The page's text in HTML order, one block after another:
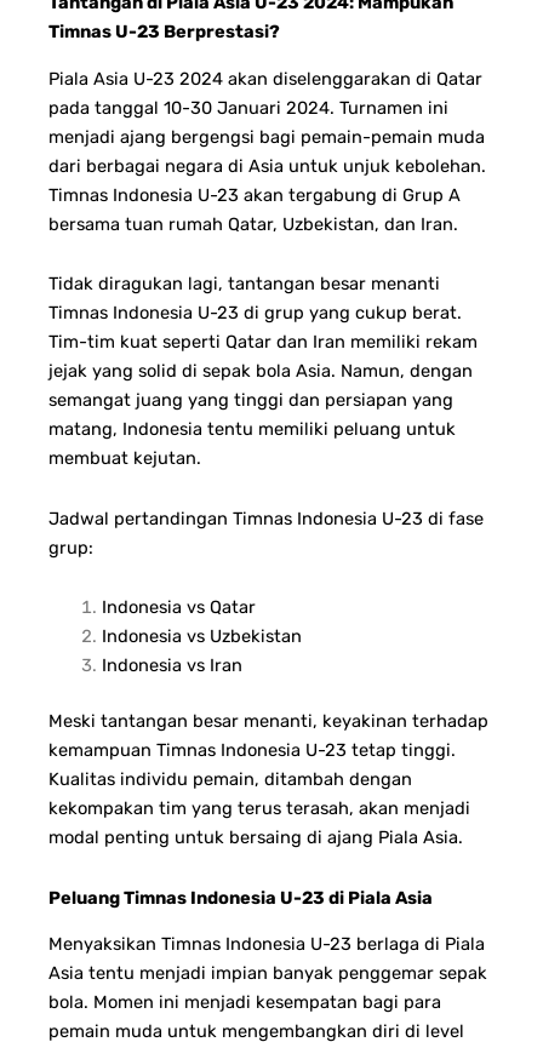
Timnas U-23 Berprestasi?
Piala Asia U-23 2024 akan diselenggarakan di Qatar
pada tanggal 10-30 Januari 2024. Turnamen ini
menjadi ajang bergengsi bagi pemain-pemain muda
dari berbagai negara di Asia untuk unjuk kebolehan.
Timnas Indonesia U-23 akan tergabung di Grup A
bersama tuan rumah Qatar, Uzbekistan, dan Iran.
Tidak diragukan lagi, tantangan besar menanti
Timnas Indonesia U-23 di grup yang cukup berat.
Tim-tim kuat seperti Qatar dan Iran memiliki rekam
jejak yang solid di sepak bola Asia. Namun, dengan
semangat juang yang tinggi dan persiapan yang
matang, Indonesia tentu memiliki peluang untuk
membuat kejutan.
Jadwal pertandingan Timnas Indonesia U-23 di fase
grup:
Indonesia vs Qatar
Indonesia vs Uzbekistan
Indonesia vs Iran
Meski tantangan besar menanti, keyakinan terhadap
kemampuan Timnas Indonesia U-23 tetap tinggi.
Kualitas individu pemain, ditambah dengan
kekompakan tim yang terus terasah, akan menjadi
modal penting untuk bersaing di ajang Piala Asia.
Peluang Timnas Indonesia U-23 di Piala Asia
Menyaksikan Timnas Indonesia U-23 berlaga di Piala
Asia tentu menjadi impian banyak penggemar sepak
bola. Momen ini menjadi kesempatan bagi para
pemain muda untuk mengembangkan diri di level